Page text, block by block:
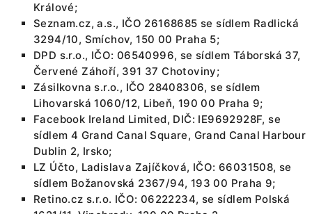
Králové;
Seznam.cz, a.s., IČO 26168685 se sídlem Radlická
3294/10, Smíchov, 150 00 Praha 5;
DPD s.r.o., IČO: 06540996, se sídlem Táborská 37,
Červené Záhoří, 391 37 Chotoviny;
Zásilkovna s.r.o., IČO 28408306, se sídlem
Lihovarská 1060/12, Libeň, 190 00 Praha 9;
Facebook Ireland Limited, DIČ: IE9692928F, se
sídlem 4 Grand Canal Square, Grand Canal Harbour
Dublin 2, Irsko;
LZ Účto, Ladislava Zajíčková, IČO: 66031508, se
sídlem Božanovská 2367/94, 193 00 Praha 9;
Retino.cz s.r.o. IČO: 06222234, se sídlem Polská